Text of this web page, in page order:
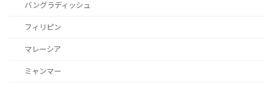
バングラディッシュ
フィリピン
マレーシア
ミャンマー